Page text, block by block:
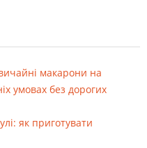
макарони на
умовах без дорогих
як приготувати